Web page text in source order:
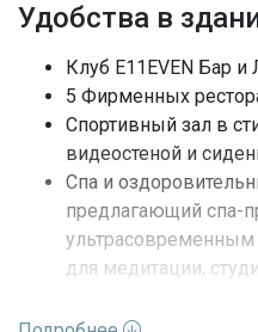
Все резиденции,
дизайнерской фирмой
оснащены комплектом
Wolf, включая обшитую
печь, посудомоечную
конвекционную печь и
комплект освещения,
(или водяной) камин в
Удобства в
Клуб E11EVEN Бар и
5 Фирменных
Спортивный зал в
видеостеной и
Спа и
предлагающий спа-
для медитации,
Многоуровневый